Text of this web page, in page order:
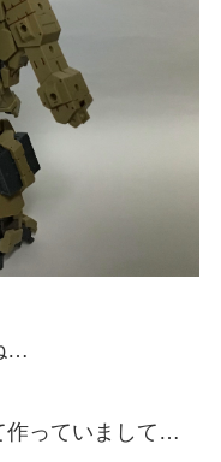
…
作っていまして…